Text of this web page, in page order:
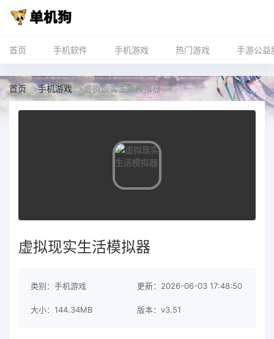
首页 手机软件 手机游戏 热门游戏 手游公益
首页 >手机游戏 >虚拟现实生活模拟器
虚拟现实生活模拟器
类别：手机游戏 更新：2026-06-03 17:48:50
大小：144.34MB 版本：v3.51